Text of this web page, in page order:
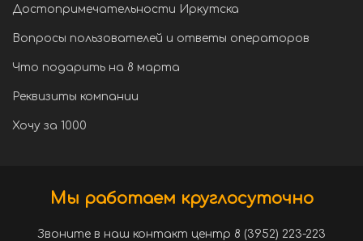
Достопримечательности Иркутска
Вопросы пользователей и ответы операторов
Что подарить на 8 марта
Реквизиты компании
Хочу за 1000
Мы работаем круглосуточно
Звоните в наш контакт центр 8 (3952) 223-223